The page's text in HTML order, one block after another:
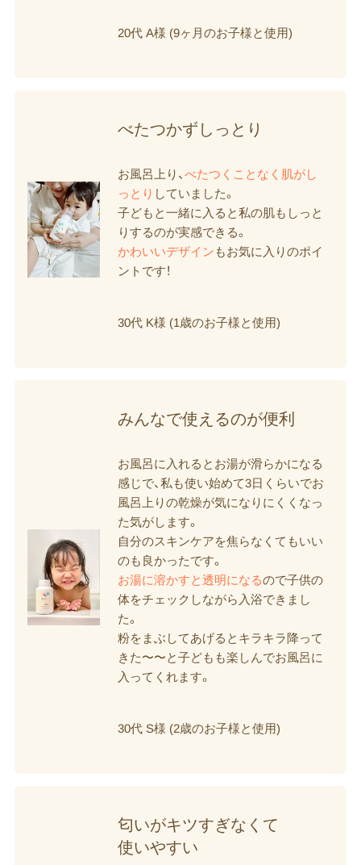
20代 A様 (9ヶ月のお子様と使用)
べたつかずしっとり
お風呂上り、べたつくことなく肌がし
っとり していました。
子どもと一緒に入ると私の肌もしっと
りするのが実感できる。
かわいいデザイン もお気に入りのポイ
ントです！
30代 K様 (1歳のお子様と使用)
みんなで​使えるのが​便利
お風呂に入れるとお湯が滑らかになる
感じで、私も使い始めて3日くらいでお
風呂上りの乾燥が気になりにくくなっ
た気がします。
自分のスキンケアを焦らなくてもいい
のも良かったです。
お湯に溶かすと透明になるので子供の
体をチェックしながら入浴できまし
た。
粉をまぶしてあげるとキラキラ降って
きた〜〜と子どもも楽しんでお風呂に
入ってくれます。
30代 S様 (2歳のお子様と使用)
匂いが​キツすぎなくて​
使いやすい